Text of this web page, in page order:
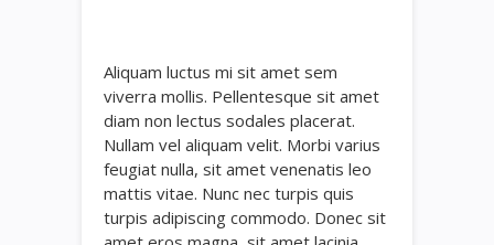
Aliquam luctus mi sit amet sem
viverra mollis. Pellentesque sit amet
diam non lectus sodales placerat.
Nullam vel aliquam velit. Morbi varius
feugiat nulla, sit amet venenatis leo
mattis vitae. Nunc nec turpis quis
turpis adipiscing commodo. Donec sit